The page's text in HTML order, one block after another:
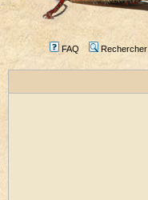
FAQ Rechercher